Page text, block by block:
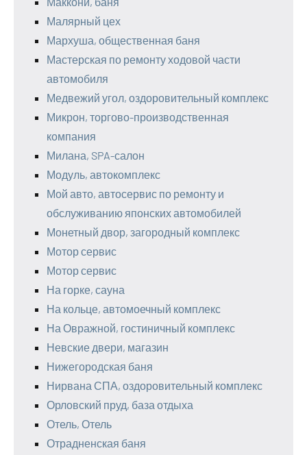
Малярный цех
Мархуша, общественная баня
Мастерская по ремонту ходовой части
автомобиля
Медвежий угол, оздоровительный комплекс
Микрон, торгово-производственная
компания
Милана, SPA-салон
Модуль, автокомплекс
Мой авто, автосервис по ремонту и
обслуживанию японских автомобилей
Монетный двор, загородный комплекс
Мотор сервис
Мотор сервис
На горке, сауна
На кольце, автомоечный комплекс
На Овражной, гостиничный комплекс
Невские двери, магазин
Нижегородская баня
Нирвана СПА, оздоровительный комплекс
Орловский пруд, база отдыха
Отель, Отель
Отрадненская баня